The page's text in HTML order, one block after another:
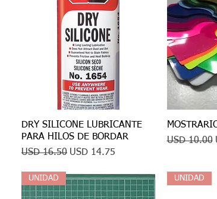
Vista rápida
DRY SILICONE LUBRICANTE
PARA HILOS DE BORDAR
Precio
USD 16.50 Precio de oferta
USD 14.75
Precio
USD 10.00
UNIDAD UNIDAD